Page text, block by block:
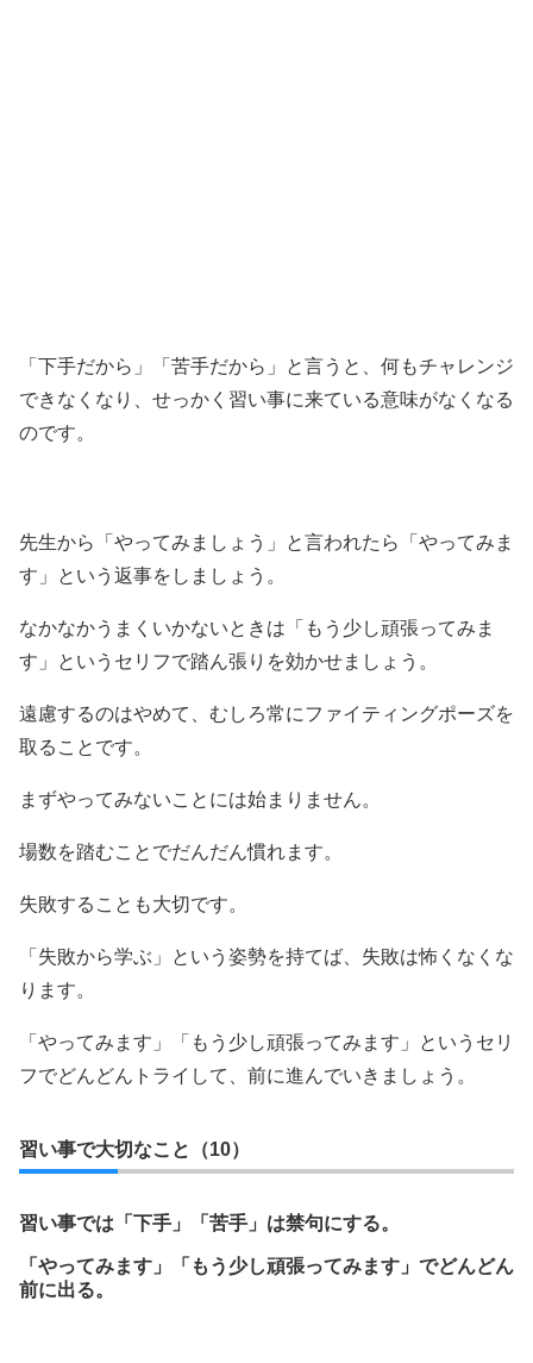
「下手だから」「苦手だから」と言うと、何もチャレンジ
できなくなり、せっかく習い事に来ている意味がなくなる
のです。
先生から「やってみましょう」と言われたら「やってみま
す」という返事をしましょう。
なかなかうまくいかないときは「もう少し頑張ってみま
す」というセリフで踏ん張りを効かせましょう。
遠慮するのはやめて、むしろ常にファイティングポーズを
取ることです。
まずやってみないことには始まりません。
場数を踏むことでだんだん慣れます。
失敗することも大切です。
「失敗から学ぶ」という姿勢を持てば、失敗は怖くなくな
ります。
「やってみます」「もう少し頑張ってみます」というセリ
フでどんどんトライして、前に進んでいきましょう。
習い事で大切なこと（10）
習い事では「下手」「苦手」は禁句にする。
「やってみます」「もう少し頑張ってみます」でどんどん
前に出る。